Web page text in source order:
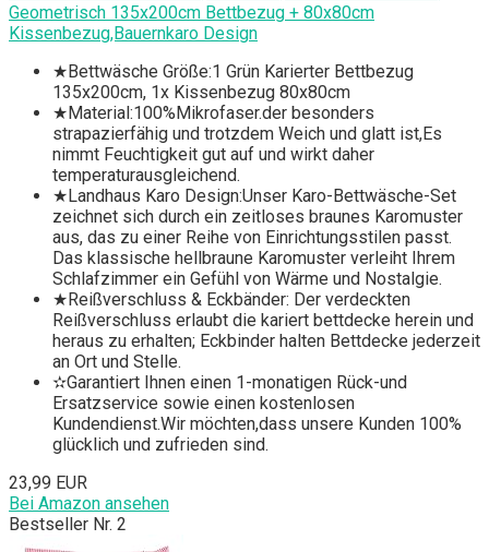
Geometrisch 135x200cm Bettbezug + 80x80cm
Kissenbezug,Bauernkaro Design
★Bettwäsche Größe:1 Grün Karierter Bettbezug
135x200cm, 1x Kissenbezug 80x80cm
★Material:100%Mikrofaser.der besonders
strapazierfähig und trotzdem Weich und glatt ist,Es
nimmt Feuchtigkeit gut auf und wirkt daher
temperaturausgleichend.
★Landhaus Karo Design:Unser Karo-Bettwäsche-Set
zeichnet sich durch ein zeitloses braunes Karomuster
aus, das zu einer Reihe von Einrichtungsstilen passt.
Das klassische hellbraune Karomuster verleiht Ihrem
Schlafzimmer ein Gefühl von Wärme und Nostalgie.
★Reißverschluss & Eckbänder: Der verdeckten
Reißverschluss erlaubt die kariert bettdecke herein und
heraus zu erhalten; Eckbinder halten Bettdecke jederzeit
an Ort und Stelle.
✫Garantiert Ihnen einen 1-monatigen Rück-und
Ersatzservice sowie einen kostenlosen
Kundendienst.Wir möchten,dass unsere Kunden 100%
glücklich und zufrieden sind.
23,99 EUR
Bei Amazon ansehen
Bestseller Nr. 2